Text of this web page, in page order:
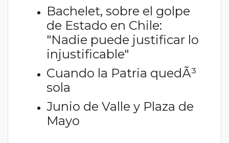
Bachelet, sobre el golpe
de Estado en Chile:
"Nadie puede justificar lo
injustificable"
Cuando la Patria quedÃ³
sola
Junio de Valle y Plaza de
Mayo